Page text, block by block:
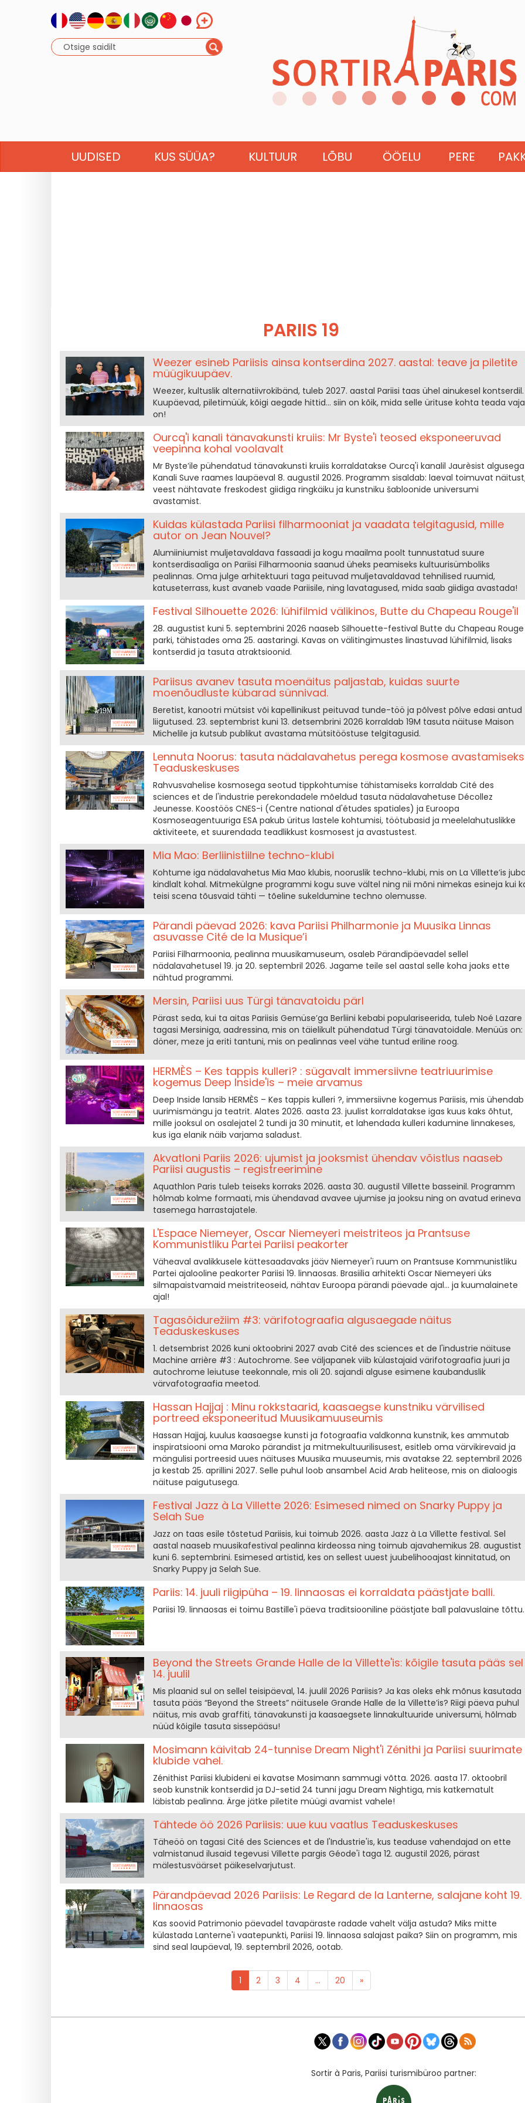
UUDISED KUS SÜÜA? KULTUUR LÕBU ÖÖELU PERE
PARIIS 19
Weezer esineb Pariisis ainsa kontserdina 2027. aastal: teave ja piletite
müügikuupäev.
Weezer, kultuslik alternatiivrokibänd, tuleb 2027. aastal Pariisi taas ühel ainukesel kontserdil.
Kuupäevad, piletimüük, kõigi aegade hittid… siin on kõik, mida selle ürituse kohta teada vaja
on!
Ourcq'i kanali tänavakunsti kruiis: Mr Byste'i teosed eksponeeruvad
veepinna kohal voolavalt
Mr Byste’ile pühendatud tänavakunsti kruiis korraldatakse Ourcq'i kanalil Jaurèsist algusega
Kanali Suve raames laupäeval 8. augustil 2026. Programm sisaldab: laeval toimuvat
veest nähtavate freskodest giidiga ringkäiku ja kunstniku šabloonide universumi
avastamist.
Kuidas külastada Pariisi filharmooniat ja vaadata telgitagusid, mille
autor on Jean Nouvel?
Alumiiniumist muljetavaldava fassaadi ja kogu maailma poolt tunnustatud suure
kontserdisaaliga on Pariisi Filharmoonia saanud üheks peamiseks kultuurisümboliks
pealinnas. Oma julge arhitektuuri taga peituvad muljetavaldavad tehnilised ruumid,
katuseterrass, kust avaneb vaade Pariisile, ning lavatagused, mida saab giidiga avastada!
Festival Silhouette 2026: lühifilmid välikinos, Butte du Chapeau Rouge'il
28. augustist kuni 5. septembrini 2026 naaseb Silhouette-festival Butte du Chapeau Rouge
parki, tähistades oma 25. aastaringi. Kavas on välitingimustes linastuvad lühifilmid, lisaks
kontserdid ja tasuta atraktsioonid.
Pariisus avanev tasuta moe­näitus paljastab, kuidas suurte
moenõudluste kübarad sünnivad.
Beretist, kanootri mütsist või kapellinikust peituvad tunde-töö ja põlvest põlve edasi antud
liigutused. 23. septembrist kuni 13. detsembrini 2026 korraldab 19M tasuta näituse Maison
Michelile ja kutsub publikut avastama mütsitööstuse telgitagusid.
Lennuta Noorus: tasuta nädalavahetus perega kosmose avastamiseks
Teaduskeskuses
Rahvusvahelise kosmosega seotud tippkohtumise tähistamiseks korraldab Cité des
sciences et de l'industrie perekondadele mõeldud tasuta nädalavahetuse Décollez
Jeunesse. Koostöös CNES-i (Centre national d'études spatiales) ja Euroopa
Kosmoseagentuuriga ESA pakub üritus lastele kohtumisi, töötubasid ja meelelahutuslikke
aktiviteete, et suurendada teadlikkust kosmosest ja avastustest.
Mia Mao: Berliinistiilne techno-klubi
Kohtume iga nädalavahetus Mia Mao klubis, nooruslik techno-klubi, mis on La Villette’is
kindlalt kohal. Mitmekülgne programmi kogu suve vältel ning nii mõni nimekas esineja kui
teisi scena tõusvaid tähti — tõeline sukeldumine techno olemusse.
Pärandi päevad 2026: kava Pariisi Philharmonie ja Muusika Linnas
asuvasse Cité de la Musique’i
Pariisi Filharmoonia, pealinna muusikamuseum, osaleb Pärandipäevadel sellel
nädalavahetusel 19. ja 20. septembril 2026. Jagame teile sel aastal selle koha jaoks ette
nähtud programmi.
Mersin, Pariisi uus Türgi tänavatoidu pärl
Pärast seda, kui ta aitas Pariisis Gemüse’ga Berliini kebabi populariseerida, tuleb Noé Lazare
tagasi Mersiniga, aadressina, mis on täielikult pühendatud Türgi tänavatoidale. Menüüs on:
döner, meze ja eriti tantuni, mis on pealinnas veel vähe tuntud eriline roog.
HERMÈS – Kes tappis kulleri? : sügavalt immersiivne teatriuurimise
kogemus Deep Inside'is – meie arvamus
Deep Inside lansib HERMÈS – Kes tappis kulleri ?, immersiivne kogemus Pariisis, mis ühendab
uurimismängu ja teatrit. Alates 2026. aasta 23. juulist korraldatakse igas kuus kaks õhtut,
mille jooksul on osalejatel 2 tundi ja 30 minutit, et lahendada kulleri kadumine linnakeses,
kus iga elanik näib varjama saladust.
Akvatloni Pariis 2026: ujumist ja jooksmist ühendav võistlus naaseb
Pariisi augustis – registreerimine
Aquathlon Paris tuleb teiseks korraks 2026. aasta 30. augustil Villette basseinil. Programm
hõlmab kolme formaati, mis ühendavad avavee ujumise ja jooksu ning on avatud erineva
tasemega harrastajatele.
L'Espace Niemeyer, Oscar Niemeyeri meistriteos ja Prantsuse
Kommunistliku Partei Pariisi peakorter
Väheaval avalikkusele kättesaadavaks jääv Niemeyer'i ruum on Prantsuse Kommunistliku
Partei ajalooline peakorter Pariisi 19. linnaosas. Brasiilia arhitekti Oscar Niemeyeri üks
silmapaistvamaid meistriteoseid, nähtav Euroopa pärandi päevade ajal... ja kuumalainete
ajal!
Tagasõidurežiim #3: värifotograafia algusaegade näitus
Teaduskeskuses
1. detsembrist 2026 kuni oktoobrini 2027 avab Cité des sciences et de l'industrie näituse
Machine arrière #3 : Autochrome. See väljapanek viib külastajaid värifotograafia juuri ja
autochrome leiutuse teekonnale, mis oli 20. sajandi alguse esimene kaubanduslik
värvafotograafia meetod.
Hassan Hajjaj : Minu rokkstaarid, kaasaegse kunstniku värvilised
portreed eksponeeritud Muusikamuuseumis
Hassan Hajjaj, kuulus kaasaegse kunsti ja fotograafia valdkonna kunstnik, kes ammutab
inspiratsiooni oma Maroko pärandist ja mitmekultuurilisusest, esitleb oma värvikirevaid ja
mängulisi portreesid uues näituses Muusika muuseumis, mis avatakse 22. septembril 2026
ja kestab 25. aprillini 2027. Selle puhul loob ansambel Acid Arab heliteose, mis on dialoogis
näituse paigutusega.
Festival Jazz à La Villette 2026: Esimesed nimed on Snarky Puppy ja
Selah Sue
Jazz on taas esile tõstetud Pariisis, kui toimub 2026. aasta Jazz à La Villette festival. Sel
aastal naaseb muusikafestival pealinna kirdeossa ning toimub ajavahemikus 28. augustist
kuni 6. septembrini. Esimesed artistid, kes on sellest uuest juubelihooajast kinnitatud, on
Snarky Puppy ja Selah Sue.
Pariis: 14. juuli riigipüha – 19. linnaosas ei korraldata päästjate balli.
Pariisi 19. linnaosas ei toimu Bastille'i päeva traditsiooniline päästjate ball palavuslaine tõttu.
Beyond the Streets Grande Halle de la Villette'is: kõigile tasuta pääs sel
14. juulil
Mis plaanid sul on sellel teisipäeval, 14. juulil 2026 Pariisis? Ja kas oleks ehk mõnus kasutada
tasuta pääs “Beyond the Streets” näitusele Grande Halle de la Villette’is? Riigi päeva puhul
näitus, mis avab graffiti, tänavakunsti ja kaasaegsete linnakultuuride universumi, hõlmab
nüüd kõigile tasuta sissepääsu!
Mosimann käivitab 24-tunnise Dream Night'i Zénithi ja Pariisi suurimate
klubide vahel.
Zénithist Pariisi klubideni ei kavatse Mosimann sammugi võtta. 2026. aasta 17. oktoobril
seob kunstnik kontserdid ja DJ-setid 24 tunni jagu Dream Nightiga, mis katkematult
läbistab pealinna. Ärge jätke piletite müügi avamist vahele!
Tähtede öö 2026 Pariisis: uue kuu vaatlus Teaduskeskuses
Täheöö on tagasi Cité des Sciences et de l'Industrie'is, kus teaduse vahendajad on ette
valmistanud ilusaid tegevusi Villette pargis Géode'i taga 12. augustil 2026, pärast
mälestusväärset päikeselvarjutust.
Pärandpäevad 2026 Pariisis: Le Regard de la Lanterne, salajane koht 19.
linnaosas
Kas soovid Patrimonio päevadel tavapäraste radade vahelt välja astuda? Miks mitte
külastada Lanterne'i vaatepunkti, Pariisi 19. linnaosa salajast paika? Siin on programm, mis
sind seal laupäeval, 19. septembril 2026, ootab.
1 2 3 4 ... 20 »
Sortir à Paris, Pariisi turismibüroo partner: